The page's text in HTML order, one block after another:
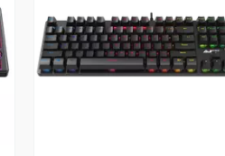
Vista Previa